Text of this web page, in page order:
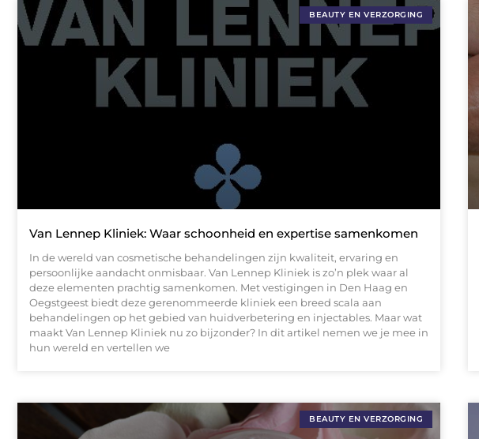
BEAUTY EN VERZORGING
Van Lennep Kliniek: Waar schoonheid en expertise samenkomen
In de wereld van cosmetische behandelingen zijn kwaliteit, ervaring en
persoonlijke aandacht onmisbaar. Van Lennep Kliniek is zo’n plek waar al
deze elementen prachtig samenkomen. Met vestigingen in Den Haag en
Oegstgeest biedt deze gerenommeerde kliniek een breed scala aan
behandelingen op het gebied van huidverbetering en injectables. Maar wat
maakt Van Lennep Kliniek nu zo bijzonder? In dit artikel nemen we je mee in
hun wereld en vertellen we
BEAUTY EN VERZORGING